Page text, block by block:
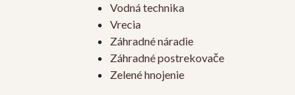
Vodná technika
Vrecia
Záhradné náradie
Záhradné postrekovače
Zelené hnojenie